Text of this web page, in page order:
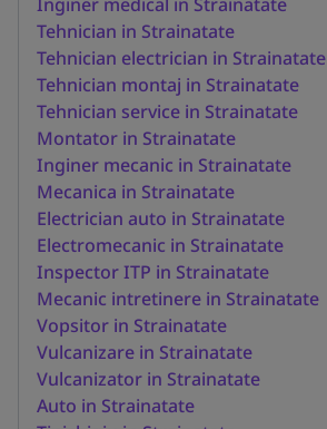
Tehnician in Strainatate
Tehnician electrician in Strainatate
Tehnician montaj in Strainatate
Tehnician service in Strainatate
Montator in Strainatate
Inginer mecanic in Strainatate
Mecanica in Strainatate
Electrician auto in Strainatate
Electromecanic in Strainatate
Inspector ITP in Strainatate
Mecanic intretinere in Strainatate
Vopsitor in Strainatate
Vulcanizare in Strainatate
Vulcanizator in Strainatate
Auto in Strainatate